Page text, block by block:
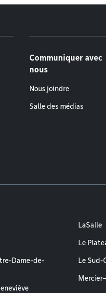
Communiquer avec
nous
Nous joindre
Salle des médias
Dame-de-
LaSalle
Le
Le Sud-